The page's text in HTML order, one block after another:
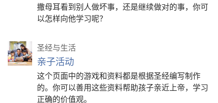
撒母耳看到别人做坏事，还是继续做对的事，你可
以怎样向他学习呢？
圣经与生活
亲子活动
这个页面中的游戏和资料都是根据圣经编写制作
的。你可以善用这些资料帮助孩子亲近上帝，学习
正确的价值观。